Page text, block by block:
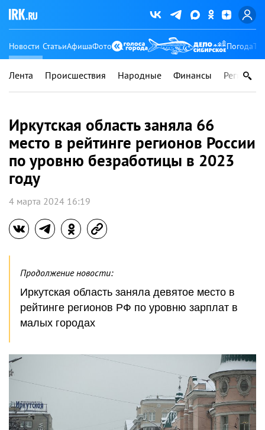
Новости СтатьиАфишаФото Погода
Лента Происшествия Народные Финансы Регионы
Иркутская область заняла 66
место в рейтинге регионов России
по уровню безработицы в 2023
году
4 марта 2024 16:19
Продолжение новости:
Иркутская область заняла девятое место в
рейтинге регионов РФ по уровню зарплат в
малых городах